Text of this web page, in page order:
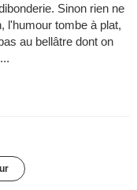
Sinon rien ne
l'humour tombe à plat,
au bellâtre dont on